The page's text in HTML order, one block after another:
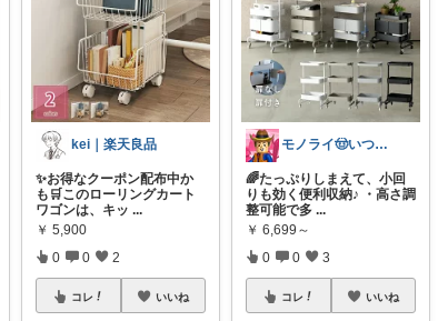
kei｜楽天良品
✨お得なクーポン配布中か
も🛒このローリングカート
ワゴンは、キッ ...
￥ 5,900
0 0 2
コレ いいね
モノライ🤠いつもありがとうです！
🌈たっぷりしまえて、小回
りも効く便利収納♪ ・高さ調
整可能で多 ...
￥ 6,699～
0 0 3
コレ いいね